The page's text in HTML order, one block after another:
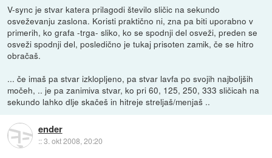
V-sync je stvar katera prilagodi število sličic na sekundo
osveževanju zaslona. Koristi praktično ni, zna pa biti uporabno v
primerih, ko grafa -trga- sliko, ko se spodnji del osveži, preden se
osveži spodnji del, posledično je tukaj prisoten zamik, če se hitro
obračaš.
... če imaš pa stvar izklopljeno, pa stvar lavfa po svojih najboljših
močeh, .. je pa zanimiva stvar, ko pri 60, 125, 250, 333 sličicah na
sekundo lahko dlje skačeš in hitreje streljaš/menjaš ..
ender
::3. okt 2008, 20:20